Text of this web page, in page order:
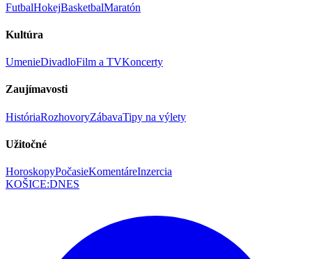
FutbalHokejBasketbalMaratón
Kultúra
UmenieDivadloFilm a TVKoncerty
Zaujímavosti
HistóriaRozhovoryZábavaTipy na výlety
Užitočné
HoroskopyPočasieKomentáreInzercia
KOŠICE:DNES